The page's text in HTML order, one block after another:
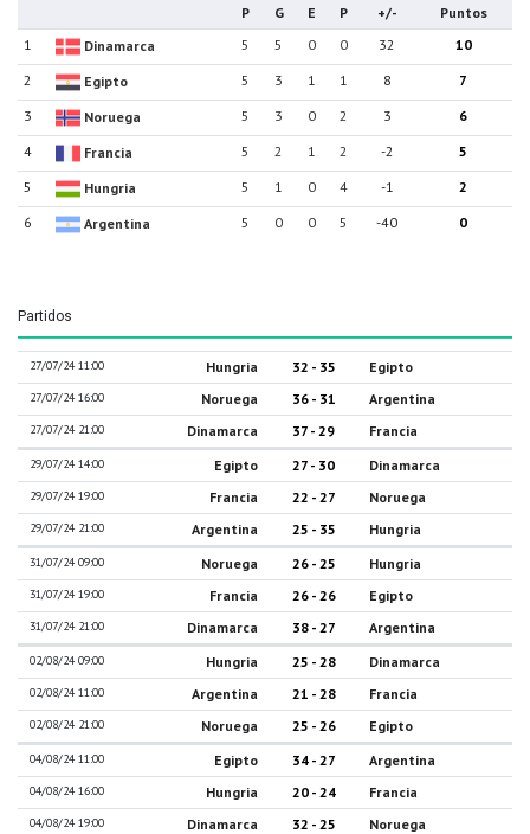
P G E P +/-
Puntos
1
Dinamarca 5 5 0 0 32
10
2
Egipto 5 3 1 1 8
7
3
Noruega 5 3 0 2 3
6
4
Francia 5 2 1 2 -2
5
5
Hungria 5 1 0 4 -1
2
6
Argentina 5 0 0 5 -40 0
Partidos
27/07/24 11:00 Hungria 32 - 35 Egipto
27/07/24 16:00 Noruega 36 - 31 Argentina
27/07/24 21:00 Dinamarca 37 - 29 Francia
29/07/24 14:00 Egipto 27 - 30 Dinamarca
29/07/24 19:00 Francia 22 - 27 Noruega
29/07/24 21:00 Argentina 25 - 35 Hungria
31/07/24 09:00 Noruega 26 - 25 Hungria
31/07/24 19:00 Francia 26 - 26 Egipto
31/07/24 21:00 Dinamarca 38 - 27 Argentina
02/08/24 09:00 Hungria 25 - 28 Dinamarca
02/08/24 11:00 Argentina 21 - 28 Francia
02/08/24 21:00 Noruega 25 - 26 Egipto
04/08/24 11:00 Egipto 34 - 27 Argentina
04/08/24 16:00 Hungria 20 - 24 Francia
04/08/24 19:00 Dinamarca 32 - 25 Noruega